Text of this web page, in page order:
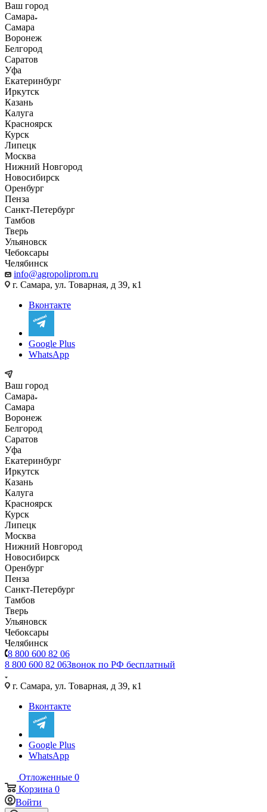
Ваш город
Самара
Самара
Воронеж
Белгород
Саратов
Уфа
Екатеринбург
Иркутск
Казань
Калуга
Красноярск
Курск
Липецк
Москва
Нижний Новгород
Новосибирск
Оренбург
Пенза
Санкт-Петербург
Тамбов
Тверь
Ульяновск
Чебоксары
Челябинск
info@agropoliprom.ru
г. Самара, ул. Товарная, д 39, к1
Вконтакте
Google Plus
WhatsApp
Ваш город
Самара
Самара
Воронеж
Белгород
Саратов
Уфа
Екатеринбург
Иркутск
Казань
Калуга
Красноярск
Курск
Липецк
Москва
Нижний Новгород
Новосибирск
Оренбург
Пенза
Санкт-Петербург
Тамбов
Тверь
Ульяновск
Чебоксары
Челябинск
8 800 600 82 06
8 800 600 82 06Звонок по РФ бесплатный
г. Самара, ул. Товарная, д 39, к1
Вконтакте
Google Plus
WhatsApp
Отложенные 0
Корзина 0
Войти